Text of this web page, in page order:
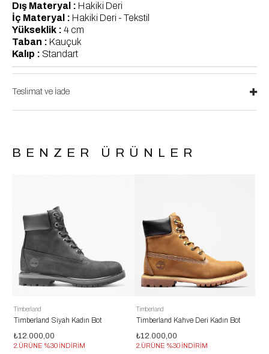
Dış Materyal : Hakiki Deri
İç Materyal : Hakiki Deri - Tekstil
Yükseklik : 4 cm
Taban : Kauçuk
Kalıp : Standart
Teslimat ve İade
BENZER ÜRÜNLER
Timberland
Timberland Siyah Kadın Bot
₺12.000,00
2.ÜRÜNE %30 İNDİRİM
Timberland
Timberland Kahve Deri Kadın Bot
₺12.000,00
2.ÜRÜNE %30 İNDİRİM